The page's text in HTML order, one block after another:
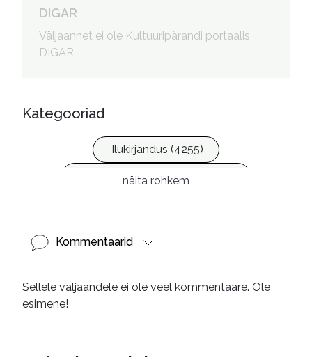
DIGAR
Väljaannet ei ole Kultuuripärandi portaalis
DIGAR
Kategooriad
Ilukirjandus (4255)
Laste- ja noortekirjandus (581)
näita rohkem
Kommentaarid
Sellele väljaandele ei ole veel kommentaare. Ole
esimene!